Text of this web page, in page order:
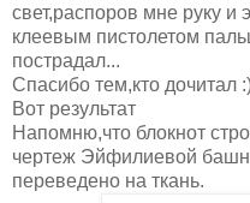
свет,распоров мне руку
клеевым пистолетом
пострадал...
Спасибо тем,кто дочитал
Вот результат
Напомню,что блокнот
чертеж Эйфилиевой
переведено на ткань.